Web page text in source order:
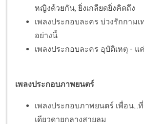
หญิงด้วยกัน, ยิ่งเกลียดยิ่งคิดถึง
เพลงประกอบละคร บ่วงรักกามเ
อย่างนี้
เพลงประกอบละคร อุบัติเหตุ - แ
เพลงประกอบภาพยนตร์
เพลงประกอบภาพยนตร์ เพื่อน...
เดียวดายกลางสายลม